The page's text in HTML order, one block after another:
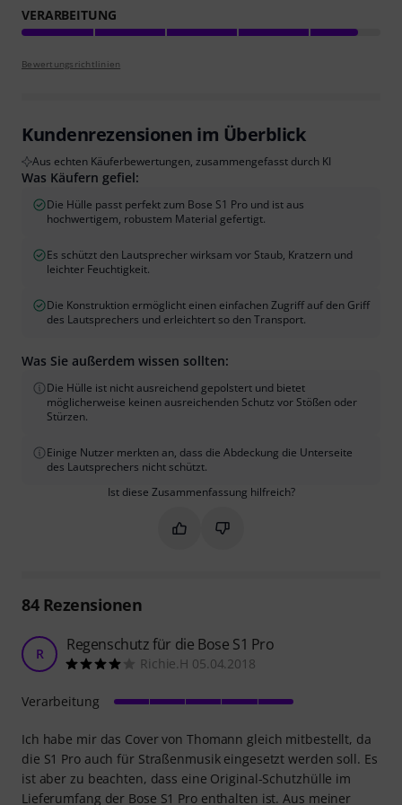
VERARBEITUNG
Bewertungsrichtlinien
Kundenrezensionen im Überblick
Aus echten Käuferbewertungen, zusammengefasst durch KI
Was Käufern gefiel:
Die Hülle passt perfekt zum Bose S1 Pro und ist aus
hochwertigem, robustem Material gefertigt.
Es schützt den Lautsprecher wirksam vor Staub, Kratzern und
leichter Feuchtigkeit.
Die Konstruktion ermöglicht einen einfachen Zugriff auf den Griff
des Lautsprechers und erleichtert so den Transport.
Was Sie außerdem wissen sollten:
Die Hülle ist nicht ausreichend gepolstert und bietet
möglicherweise keinen ausreichenden Schutz vor Stößen oder
Stürzen.
Einige Nutzer merkten an, dass die Abdeckung die Unterseite
des Lautsprechers nicht schützt.
Ist diese Zusammenfassung hilfreich?
Markieren Sie diese
Markieren Sie diese
84Rezensionen
R Regenschutz für die Bose S1 Pro
Richie.H 05.04.2018
Ich habe mir das Cover von Thomann gleich mitbestellt, da
die S1 Pro auch für Straßenmusik eingesetzt werden soll. Es
ist aber zu beachten, dass eine Original-Schutzhülle im
Lieferumfang der Bose S1 Pro enthalten ist. Aus meiner
Verarbeitung